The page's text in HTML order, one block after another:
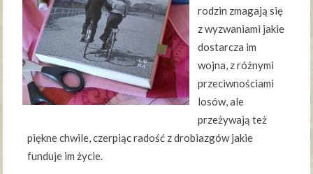
rodzin zmagają się
z wyzwaniami jakie
dostarcza im
wojna, z różnymi
przeciwnościami
losów, ale
przeżywają też
piękne chwile, czerpiąc radość z drobiazgów jakie
funduje im życie.